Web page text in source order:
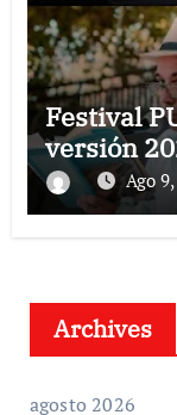
Festival
versión
Ago
Archives
agosto 2026